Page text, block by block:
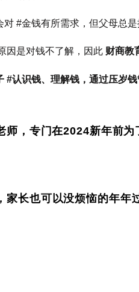
#金钱有所需求，但父母总是
因是对钱不了解，因此 财商教
#认识钱、理解钱，通过压岁
，专门在2024新年前
长也可以没烦恼的年年